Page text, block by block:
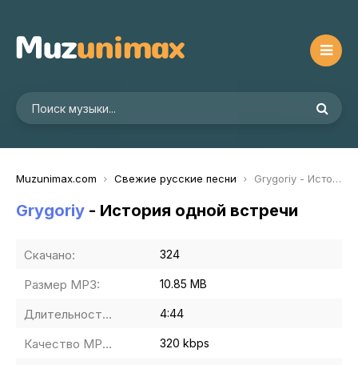
Muzunimax.com Свежие русские песни Grygoriy - История одной встречи
Grygoriy - История одной встречи
Скачано: 324
Размер MP3: 10.85 MB
Длительность MP3: 4:44
Качество MP3: 320 kbps